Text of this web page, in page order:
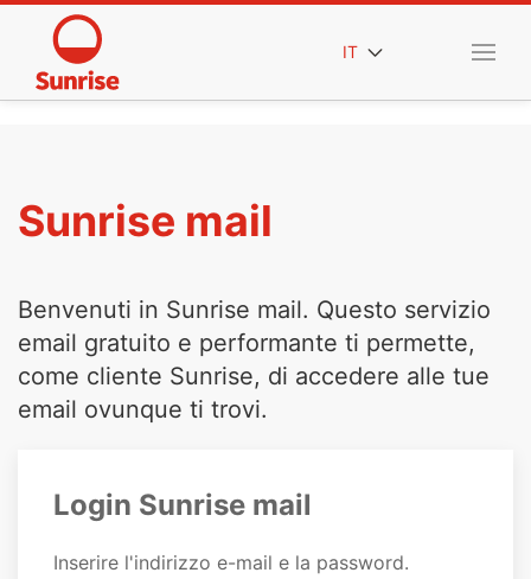
IT
Sunrise mail
Benvenuti in Sunrise mail. Questo servizio
email gratuito e performante ti permette,
come cliente Sunrise, di accedere alle tue
email ovunque ti trovi.
Login Sunrise mail
Inserire l'indirizzo e-mail e la password.